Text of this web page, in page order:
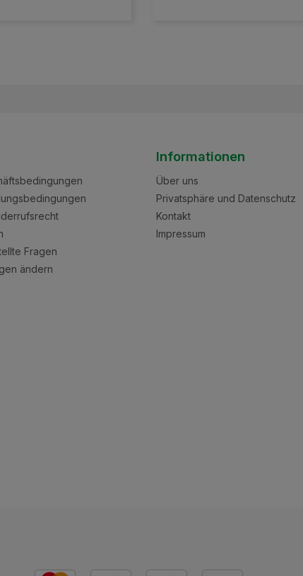
Fragen
ändern
Informationen
Über uns
Privatsphäre und Datenschutz
Kontakt
Impressum